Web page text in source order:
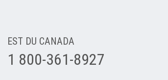
EST DU CANADA
1 800-361-8927